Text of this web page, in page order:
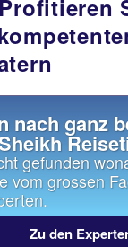
nach ganz
gefunden
vom grossen
Zu den